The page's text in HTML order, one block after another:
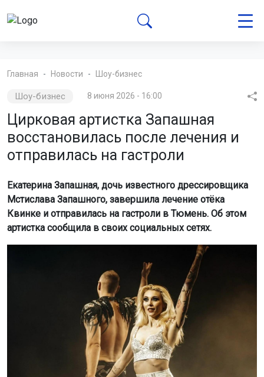
Главная Новости Шоу-бизнес
Шоу-бизнес 8 июня 2026 - 16:00
Цирковая артистка Запашная
восстановилась после лечения и
отправилась на гастроли
Екатерина Запашная, дочь известного дрессировщика
Мстислава Запашного, завершила лечение отёка
Квинке и отправилась на гастроли в Тюмень. Об этом
артистка сообщила в своих социальных сетях.